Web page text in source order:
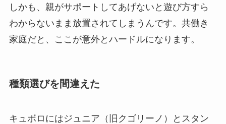
しかも、親がサポートしてあげないと遊び方すら
わからないまま放置されてしまうんです。共働き
家庭だと、ここが意外とハードルになります。
種類選びを間違えた
キュボロにはジュニア（旧クゴリーノ）とスタン